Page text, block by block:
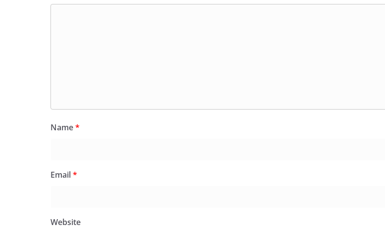
Name*
Email*
Website